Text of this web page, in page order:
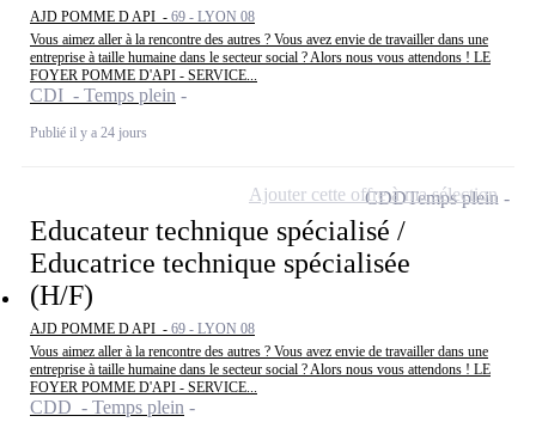
AJD POMME D API - 69 - LYON 08
Vous aimez aller à la rencontre des autres ? Vous avez envie de travailler dans une
entreprise à taille humaine dans le secteur social ? Alors nous vous attendons ! LE
FOYER POMME D'API - SERVICE...
CDI - Temps plein
Publié il y a 24 jours
Educateur technique spécialisé /
Educatrice technique spécialisée
(H/F)
AJD POMME D API - 69 - LYON 08
Vous aimez aller à la rencontre des autres ? Vous avez envie de travailler dans une
entreprise à taille humaine dans le secteur social ? Alors nous vous attendons ! LE
FOYER POMME D'API - SERVICE...
CDD - Temps plein
CDDTemps plein
Ajouter cette offre à ma sélection